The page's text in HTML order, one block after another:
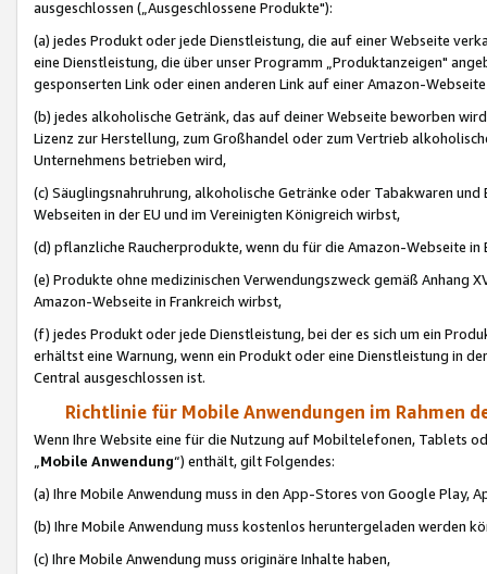
ausgeschlossen („Ausgeschlossene Produkte"):
(a) jedes Produkt oder jede Dienstleistung, die auf einer Webseite
eine Dienstleistung, die über unser Programm „Produktanzeigen"
gesponserten Link oder einen anderen Link auf einer Amazon-
(b) jedes alkoholische Getränk, das auf deiner Webseite beworben
Lizenz zur Herstellung, zum Großhandel oder zum Vertrieb
Unternehmens betrieben wird,
(c) Säuglingsnahruhrung, alkoholische Getränke oder Tabakwaren
Webseiten in der EU und im Vereinigten Königreich wirbst,
(d) pflanzliche Raucherprodukte, wenn du für die Amazon-Webseite in
(e) Produkte ohne medizinischen Verwendungszweck gemäß Anhang
Amazon-Webseite in Frankreich wirbst,
(f) jedes Produkt oder jede Dienstleistung, bei der es sich um ein
erhältst eine Warnung, wenn ein Produkt oder eine Dienstleistung in
Central ausgeschlossen ist.
Richtlinie für Mobile Anwendungen im Rahmen
Wenn Ihre Website eine für die Nutzung auf Mobiltelefonen, Tablets
„Mobile Anwendung“) enthält, gilt Folgendes:
(a) Ihre Mobile Anwendung muss in den App-Stores von Google Play,
(b) Ihre Mobile Anwendung muss kostenlos heruntergeladen werden
(c) Ihre Mobile Anwendung muss originäre Inhalte haben,